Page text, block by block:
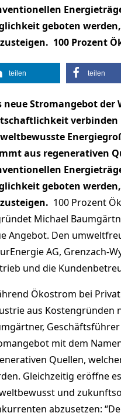
geboten
100 Prozent
teilen teilen
neue Stromangebot
aus regenerativen
geboten
100 Prozent
Michael
Angebot. Den
AG, Grenzach-
und die
Ökostrom bei
aus Kostengründen
mit dem
Quellen,
Gleichzeitig eröffne
und
abzusetzen: